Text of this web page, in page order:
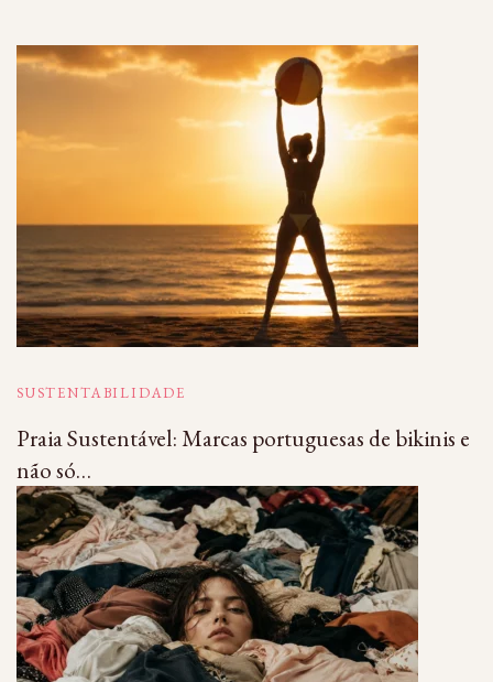
SUSTENTABILIDADE
Praia Sustentável: Marcas portuguesas de bikinis e
não só…